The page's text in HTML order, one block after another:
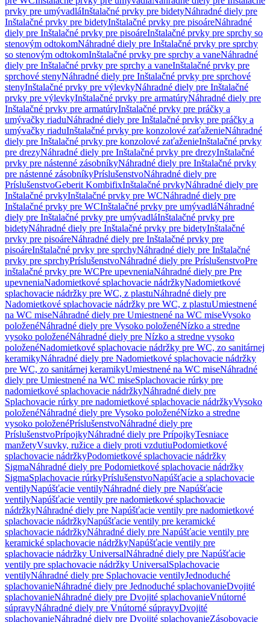
prvky pre umývadláInštalačné prvky pre bidetyNáhradné diely pre
Inštalačné prvky pre bidetyInštalačné prvky pre pisoáreNáhradné
diely pre Inštalačné prvky pre pisoáreInštalačné prvky pre sprchy so
stenovým odtokomNáhradné diely pre Inštalačné prvky pre sprchy
so stenovým odtokomInštalačné prvky pre sprchy a vaneNáhradné
diely pre Inštalačné prvky pre sprchy a vaneInštalačné prvky pre
sprchové stenyNáhradné diely pre Inštalačné prvky pre sprchové
stenyInštalačné prvky pre výlevkyNáhradné diely pre Inštalačné
prvky pre výlevkyInštalačné prvky pre armatúryNáhradné diely pre
Inštalačné prvky pre armatúryInštalačné prvky pre práčky a
umývačky riaduNáhradné diely pre Inštalačné prvky pre práčky a
umývačky riaduInštalačné prvky pre konzolové zaťaženieNáhradné
diely pre Inštalačné prvky pre konzolové zaťaženieInštalačné prvky
pre drezyNáhradné diely pre Inštalačné prvky pre drezyInštalačné
prvky pre nástenné zásobníkyNáhradné diely pre Inštalačné prvky
pre nástenné zásobníkyPríslušenstvoNáhradné diely pre
PríslušenstvoGeberit KombifixInštalačné prvkyNáhradné diely pre
Inštalačné prvkyInštalačné prvky pre WCNáhradné diely pre
Inštalačné prvky pre WCInštalačné prvky pre umývadláNáhradné
diely pre Inštalačné prvky pre umývadláInštalačné prvky pre
bidetyNáhradné diely pre Inštalačné prvky pre bidetyInštalačné
prvky pre pisoáreNáhradné diely pre Inštalačné prvky pre
pisoáreInštalačné prvky pre sprchyNáhradné diely pre Inštalačné
prvky pre sprchyPríslušenstvoNáhradné diely pre PríslušenstvoPre
inštalačné prvky pre WCPre upevneniaNáhradné diely pre Pre
upevneniaNadomietkové splachovacie nádržkyNadomietkové
splachovacie nádržky pre WC, z plastuNáhradné diely pre
Nadomietkové splachovacie nádržky pre WC, z plastuUmiestnené
na WC miseNáhradné diely pre Umiestnené na WC miseVysoko
položenéNáhradné diely pre Vysoko položenéNízko a stredne
vysoko položenéNáhradné diely pre Nízko a stredne vysoko
položenéNadomietkové splachovacie nádržky pre WC, zo sanitárnej
keramikyNáhradné diely pre Nadomietkové splachovacie nádržky
pre WC, zo sanitárnej keramikyUmiestnené na WC miseNáhradné
diely pre Umiestnené na WC miseSplachovacie rúrky pre
nadomietkové splachovacie nádržkyNáhradné diely pre
Splachovacie rúrky pre nadomietkové splachovacie nádržkyVysoko
položenéNáhradné diely pre Vysoko položenéNízko a stredne
vysoko položenéPríslušenstvoNáhradné diely pre
PríslušenstvoPrípojkyNáhradné diely pre PrípojkyTesniace
manžetyVsuvky, ružice a diely proti vzdutiuPodomietkové
splachovacie nádržkyPodomietkové splachovacie nádržky
SigmaNáhradné diely pre Podomietkové splachovacie nádržky
SigmaSplachovacie rúrkyPríslušenstvoNapúšťacie a splachovacie
ventilyNapúšťacie ventilyNáhradné diely pre Napúšťacie
ventilyNapúšťacie ventily pre nadomietkové splachovacie
nádržkyNáhradné diely pre Napúšťacie ventily pre nadomietkové
splachovacie nádržkyNapúšťacie ventily pre keramické
splachovacie nádržkyNáhradné diely pre Napúšťacie ventily pre
keramické splachovacie nádržkyNapúšťacie ventily pre
splachovacie nádržky UniversalNáhradné diely pre Napúšťacie
ventily pre splachovacie nádržky UniversalSplachovacie
ventilyNáhradné diely pre Splachovacie ventilyJednoduché
splachovanieNáhradné diely pre Jednoduché splachovanieDvojité
splachovanieNáhradné diely pre Dvojité splachovanieVnútorné
súpravyNáhradné diely pre Vnútorné súpravyDvojité
splachovanieNáhradné diely pre Dvojité splachovanieZásobovacie